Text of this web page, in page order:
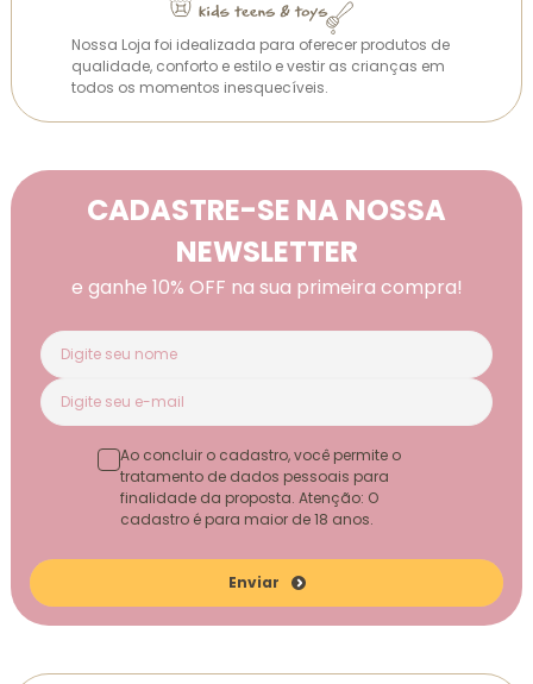
Nossa Loja foi idealizada para oferecer produtos de
qualidade, conforto e estilo e vestir as crianças em
todos os momentos inesquecíveis.
CADASTRE-SE NA NOSSA
NEWSLETTER
e ganhe 10% OFF na sua primeira compra!
Enviar
Ao concluir o cadastro, você permite o
tratamento de dados pessoais para
finalidade da proposta. Atenção: O
cadastro é para maior de 18 anos.